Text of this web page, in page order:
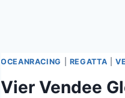
OCEANRACING REGATTA |
Vier Vendee